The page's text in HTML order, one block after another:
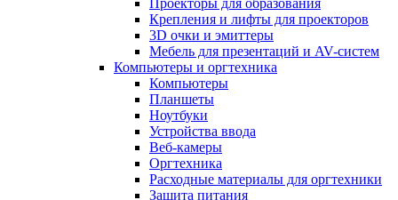
Проекторы для образования
Крепления и лифты для проекторов
3D очки и эмиттеры
Мебель для презентаций и AV-систем
Компьютеры и оргтехника
Компьютеры
Планшеты
Ноутбуки
Устройства ввода
Веб-камеры
Оргтехника
Расходные материалы для оргтехники
Защита питания